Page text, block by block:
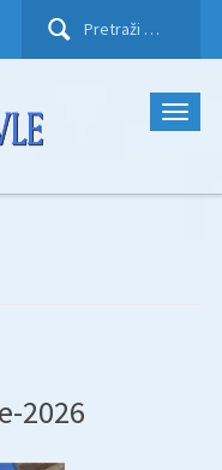
Pretraži:
2026